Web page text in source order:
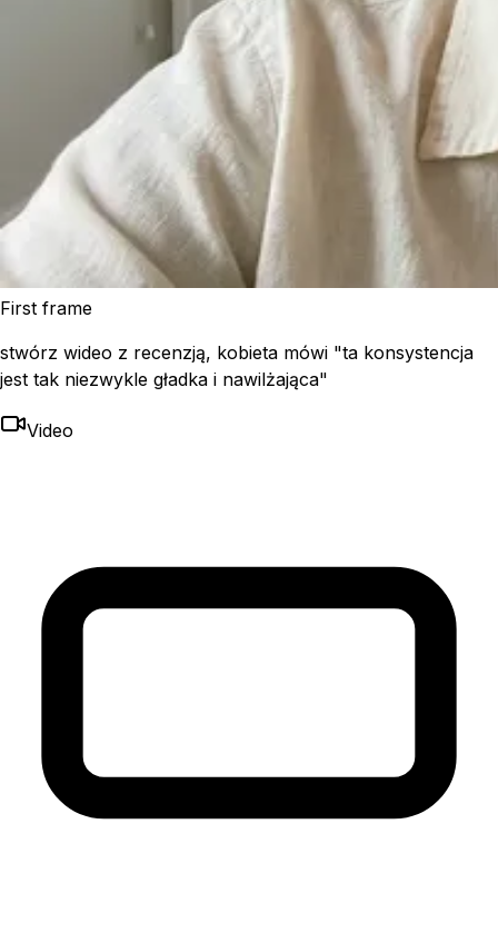
First frame
stwórz wideo z recenzją, kobieta mówi "ta konsystencja
jest tak niezwykle gładka i nawilżająca"
Video